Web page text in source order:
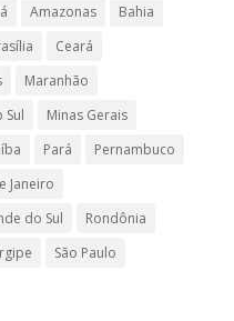
Amazonas
Bahia
Ceará
Maranhão
Sul
Minas Gerais
Pará
Pernambuco
Janeiro
do Sul
Rondônia
São Paulo